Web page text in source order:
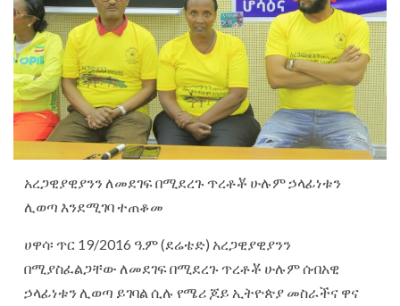
አረጋዊያዊያንን ለመደገፍ በሚደረጉ ጥረቶቾ ሁሉም ኃላፊነቱን
ሊወጣ እንደሚገባ ተጠቆመ
ሀዋሳ፡ ጥር 19/2016 ዓ.ም (ደሬቴድ) አረጋዊያዊያንን
በሚያስፈልጋቸው ለመደገፍ በሚደረጉ ጥረቶቾ ሁሉም ሰብአዊ
ኃላፊነቱን ሊወጣ ይገባል ሲሉ የሜሪ ጆይ ኢትዮጵያ መስራችና ዋና